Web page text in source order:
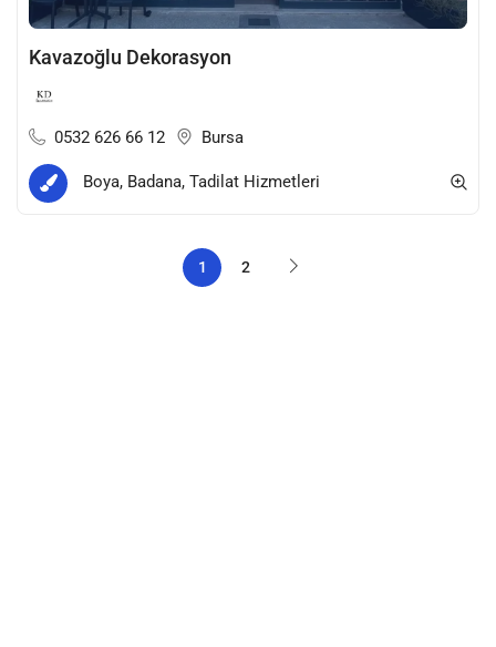
Kavazoğlu Dekorasyon
0532 626 66 12 Bursa
Boya, Badana, Tadilat Hizmetleri
1 2